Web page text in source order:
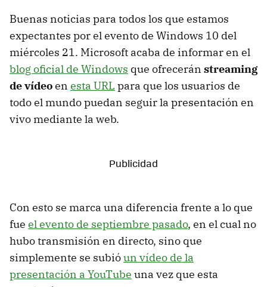
Buenas noticias para todos los que estamos
expectantes por el evento de Windows 10 del
miércoles 21. Microsoft acaba de informar en el
blog oficial de Windows que ofrecerán streaming
de vídeoen esta URL para que los usuarios de
todo el mundo puedan seguir la presentación en
vivo mediante la web.
Con esto se marca una diferencia frente a lo que
fue el evento de septiembre pasado, en el cual no
hubo transmisión en directo, sino que
simplemente se subióun vídeo de la
presentación a YouTube una vez que esta